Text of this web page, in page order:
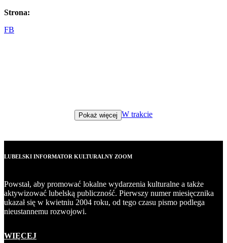
Strona:
FB
Pokaż więcej W trakcie
LUBELSKI INFORMATOR KULTURALNY ZOOM
Powstał, aby promować lokalne wydarzenia kulturalne a także
aktywizować lubelską publiczność. Pierwszy numer miesięcznika
ukazał się w kwietniu 2004 roku, od tego czasu pismo podlega
nieustannemu rozwojowi.
WIĘCEJ